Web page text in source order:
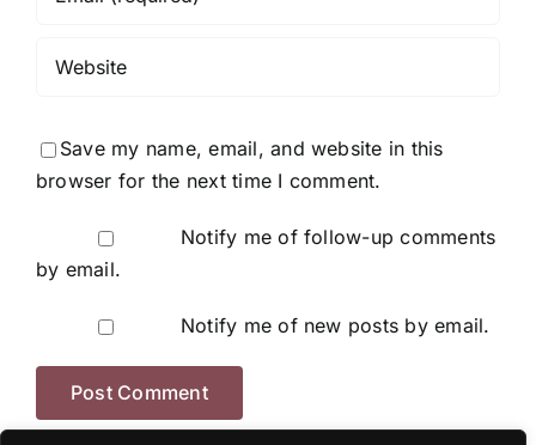
Save my name, email, and website in this
browser for the next time I comment.
Notify me of follow-up comments
by email.
Notify me of new posts by email.